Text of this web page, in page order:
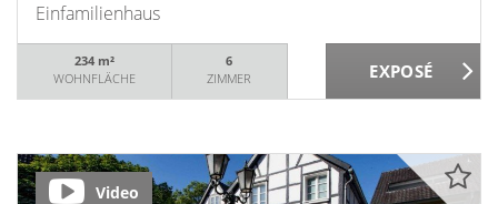
Einfamilienhaus
234 m²
WOHNFLÄCHE
6
ZIMMER
Video